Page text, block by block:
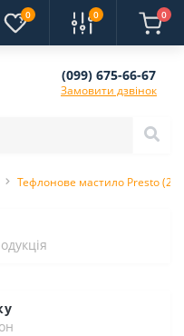
0 0 0
(099) 675-66-67
Замовити дзвінок
Тефлонове мастило Presto